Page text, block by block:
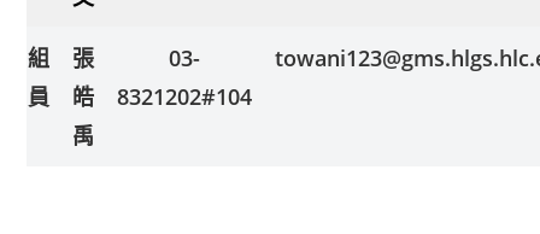
組
員
張
皓
禹
03-
8321202#104